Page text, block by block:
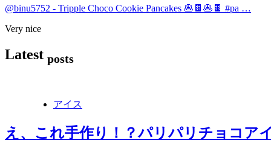
@binu5752 - Tripple Choco Cookie Pancakes 🥞🍫🥞🍫 #pa …
Very nice
Latest posts
アイス
え、これ手作り！？パリパリチョコア